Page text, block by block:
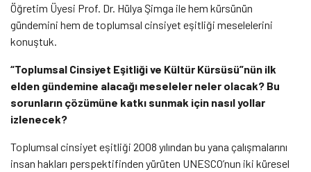
Öğretim Üyesi Prof. Dr. Hülya Şimga ile hem kürsünün
gündemini hem de toplumsal cinsiyet eşitliği meselelerini
konuştuk.
“Toplumsal Cinsiyet Eşitliği ve Kültür Kürsüsü”nün ilk
elden gündemine alacağı meseleler neler olacak? Bu
sorunların çözümüne katkı sunmak için nasıl yollar
izlenecek?
Toplumsal cinsiyet eşitliği 2008 yılından bu yana çalışmalarını
insan hakları perspektifinden yürüten UNESCO’nun iki küresel